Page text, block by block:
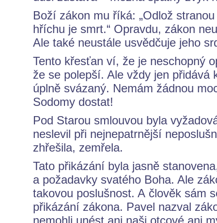
Boží zákon mu říká: „Odlož
hříchu je smrt.“ Opravdu, zákon
Ale také neustále usvědčuje jeho
Tento křesťan ví, že je neschopný
že se polepší. Ale vždy jen přidává
úplně svázaný. Nemám žádnou
Sodomy dostat!
Pod Starou smlouvou byla
neslevil při nejnepatrnější
zhřešila, zemřela.
Tato přikázání byla jasně
a požadavky svatého Boha. Ale
takovou poslušnost. A člověk sám
přikázání zákona. Pavel nazval